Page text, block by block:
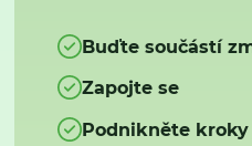
Buďte součástí
Zapojte se
Podnikněte kroky